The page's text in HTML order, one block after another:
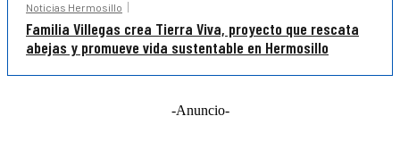
Noticias Hermosillo
Familia Villegas crea Tierra Viva, proyecto que rescata
abejas y promueve vida sustentable en Hermosillo
-Anuncio-